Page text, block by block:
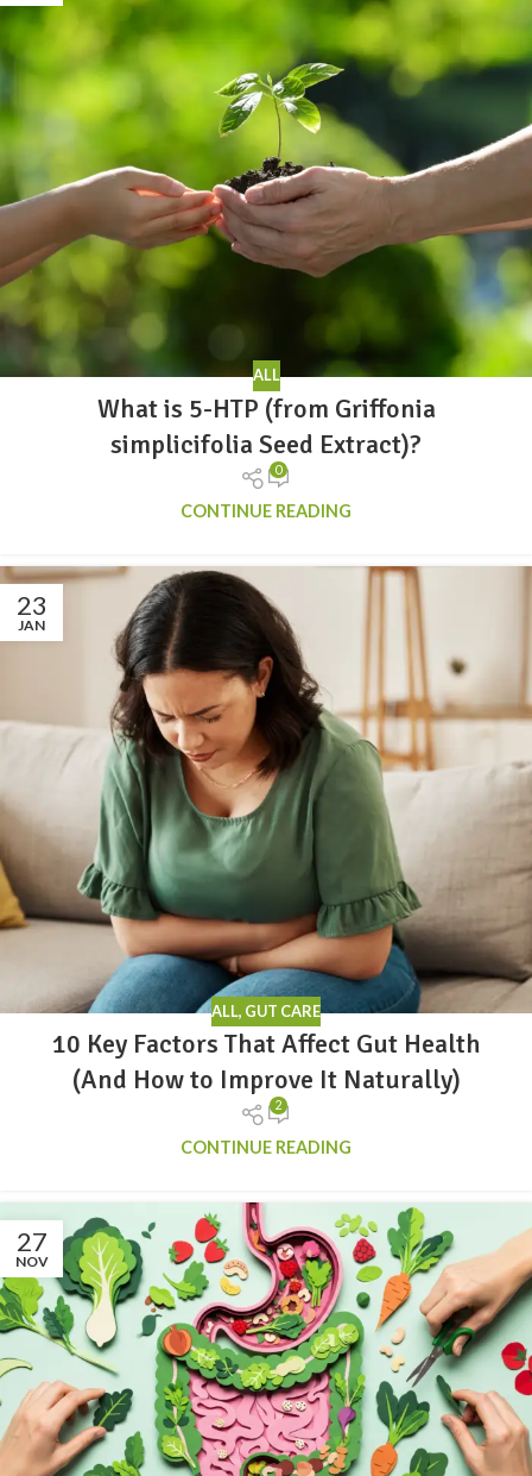
ALL
What is 5-HTP (from Griffonia
simplicifolia Seed Extract)?
0
CONTINUE READING
23
JAN
ALL, GUT CARE
10 Key Factors That Affect Gut Health
(And How to Improve It Naturally)
2
CONTINUE READING
27
NOV